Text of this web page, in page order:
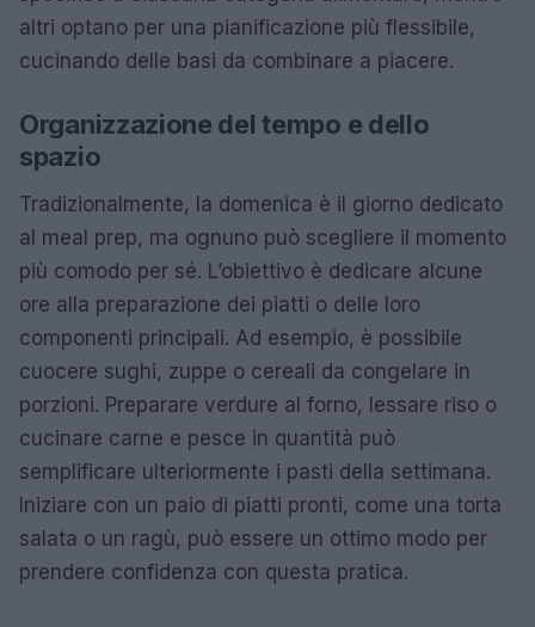
altri optano per una pianificazione più flessibile,
cucinando delle basi da combinare a piacere.
Organizzazione del tempo e dello
spazio
Tradizionalmente, la domenica è il giorno dedicato
al meal prep, ma ognuno può scegliere il momento
più comodo per sé. L’obiettivo è dedicare alcune
ore alla preparazione dei piatti o delle loro
componenti principali. Ad esempio, è possibile
cuocere sughi, zuppe o cereali da congelare in
porzioni. Preparare verdure al forno, lessare riso o
cucinare carne e pesce in quantità può
semplificare ulteriormente i pasti della settimana.
Iniziare con un paio di piatti pronti, come una torta
salata o un ragù, può essere un ottimo modo per
prendere confidenza con questa pratica.